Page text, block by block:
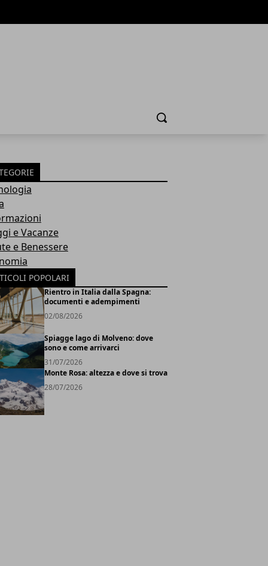
Cerca
e Vacanze
e Benessere
POPOLARI
Rientro in Italia dalla Spagna:
documenti e adempimenti
02/08/2026
Spiagge lago di Molveno: dove
sono e come arrivarci
31/07/2026
Monte Rosa: altezza e dove si trova
28/07/2026